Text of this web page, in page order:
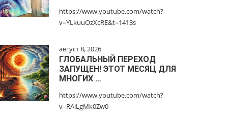
https://www.youtube.com/watch?
v=YLkuuOzXcRE&t=1413s
август 8, 2026
ГЛОБАЛЬНЫЙ ПЕРЕХОД
ЗАПУЩЕН! ЭТОТ МЕСЯЦ ДЛЯ
МНОГИХ …
https://www.youtube.com/watch?
v=RAiLgMk0Zw0